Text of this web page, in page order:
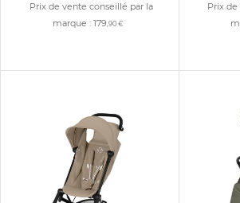
Prix de vente conseillé par la
marque : 179,90 €
Prix